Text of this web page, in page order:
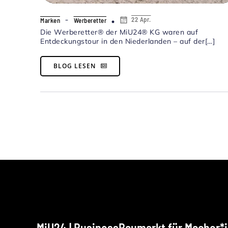
Marken - Werberetter 22 Apr.
Die Werberetter® der MiU24® KG waren auf
Entdeckungstour in den Niederlanden – auf der[…]
BLOG LESEN